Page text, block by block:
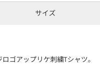
サイズ
ゴアップリケ刺繍Tシャツ。